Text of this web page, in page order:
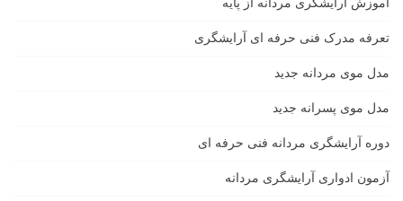
آموزش آرایشگری مردانه از پایه
تعرفه مدرک فنی حرفه ای آرایشگری
مدل موی مردانه جدید
مدل موی پسرانه جدید
دوره آرایشگری مردانه فنی حرفه ای
آزمون ادواری آرایشگری مردانه